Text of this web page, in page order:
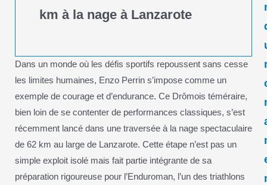
km à la nage à Lanzarote
Dans un monde où les défis sportifs repoussent sans cesse
les limites humaines, Enzo Perrin s’impose comme un
exemple de courage et d’endurance. Ce Drômois téméraire,
bien loin de se contenter de performances classiques, s’est
récemment lancé dans une traversée à la nage spectaculaire
de 62 km au large de Lanzarote. Cette étape n’est pas un
simple exploit isolé mais fait partie intégrante de sa
préparation rigoureuse pour l’Enduroman, l’un des triathlons